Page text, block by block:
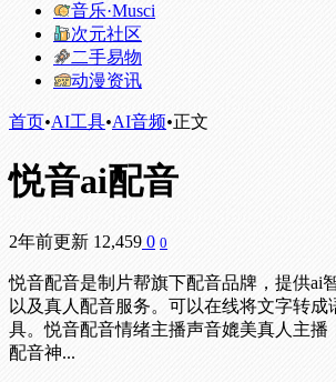
音乐·Musci
次元社区
二手易物
动漫资讯
首页•AI工具•AI音频•正文
悦音ai配音
2年前更新 12,459 0 0
悦音配音是制片帮旗下配音品牌，提供ai
以及真人配音服务。可以在线将文字转成
具。悦音配音情绪主播声音媲美真人主播
配音神...